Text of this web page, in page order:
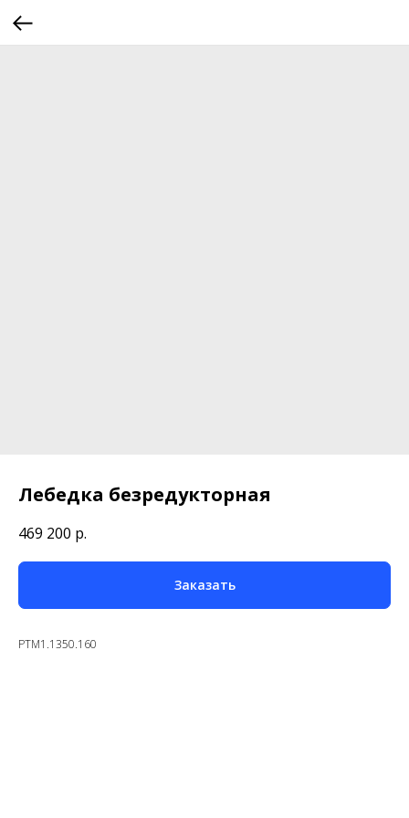
Лебедка безредукторная
469 200 р.
Заказать
PTM1.1350.160